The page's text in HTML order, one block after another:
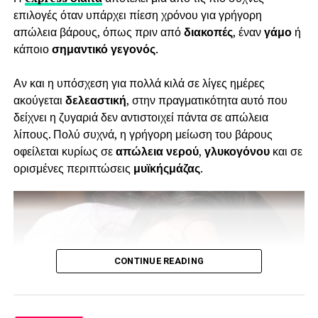
Τα συστατικά της είναι φυτικής προέλευσης και είναι
ιδανική για άτομα που ακολουθούν vegetarian ή vegan
αντιοξειδωτικά. Μερικές επιλογές φυτικής πρωτεΐνης στο
εμπόριο είναι η πρωτεΐνη από αμύγδαλο, μπιζέλι και ρύζι.
Πρωτεΐνη αμυγδάλου:
Πλούσια σε βιταμίνες, όπως η α τοκοφερόλη. Πρόσφατες
μελέτες έχουν δείξει ότι η κατανάλωση αμυγδάλων
συμβάλλει στην μείωση του ρίσκου εμφάνισης της
στεφανιαίας νόσου. Η κατανάλωση αμυγδάλων συνίσταται
Πρωτεΐνη μπιζελιού:
επιλογές όταν υπάρχει πίεση χρόνου για γρήγορη
απώλεια βάρους, όπως πριν απόδιακοπές, ένανγάμοή
κάποιοσημαντικό γεγονός.
Αν και η υπόσχεση για πολλά κιλά σε λίγες ημέρες
ακούγεται δελεαστική, στην πραγματικότητα αυτό που
δείχνει η ζυγαριά δεν αντιστοιχεί πάντα σε απώλεια
λίπους. Πολύ συχνά, η γρήγορη μείωση του βάρους
οφείλεται κυρίως σεαπώλεια νερού, γλυκογόνουκαι σε
ορισμένες περιπτώσεις μυϊκήςμάζας.
CONTINUE READING